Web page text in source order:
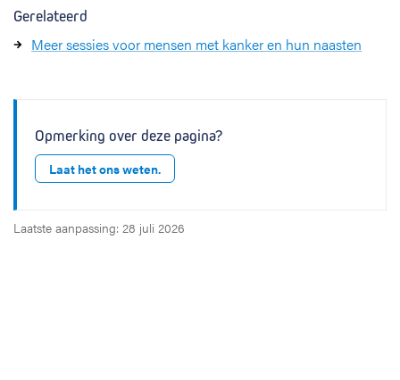
Gerelateerd
Meer sessies voor mensen met kanker en hun naasten
Opmerking over deze pagina?
Laat het ons weten.
Laatste aanpassing: 28 juli 2026